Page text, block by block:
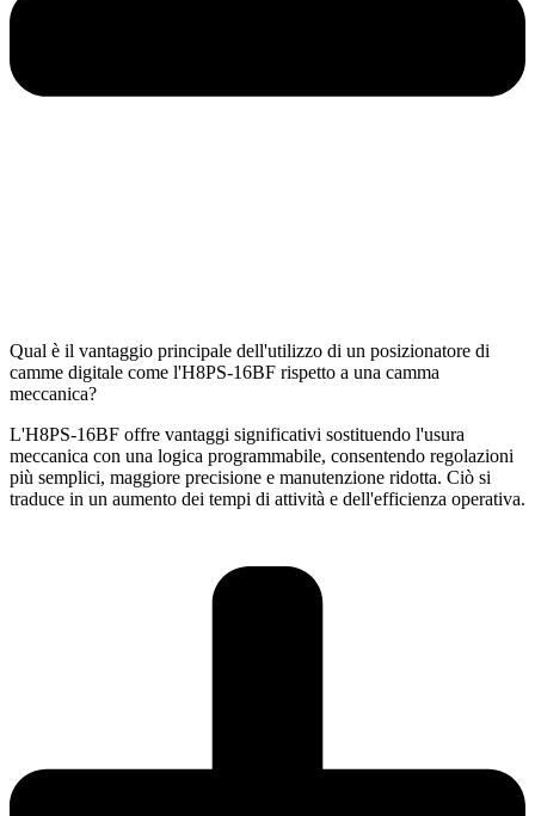
Qual è il vantaggio principale dell'utilizzo di un posizionatore di
camme digitale come l'H8PS-16BF rispetto a una camma
meccanica?
L'H8PS-16BF offre vantaggi significativi sostituendo l'usura
meccanica con una logica programmabile, consentendo regolazioni
più semplici, maggiore precisione e manutenzione ridotta. Ciò si
traduce in un aumento dei tempi di attività e dell'efficienza operativa.